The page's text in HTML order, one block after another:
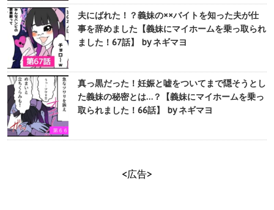
夫にばれた！？義妹の××バイトを知った夫が仕
事を辞めました【義妹にマイホームを乗っ取られ
ました！67話】 by ネギマヨ
真っ黒だった！妊娠と嘘をついてまで隠そうとし
た義妹の秘密とは…？【義妹にマイホームを乗っ
取られました！66話】 by ネギマヨ
<広告>